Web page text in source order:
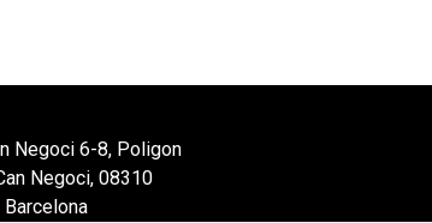
Negoci 6-8, Poligon
Negoci, 08310
Barcelona